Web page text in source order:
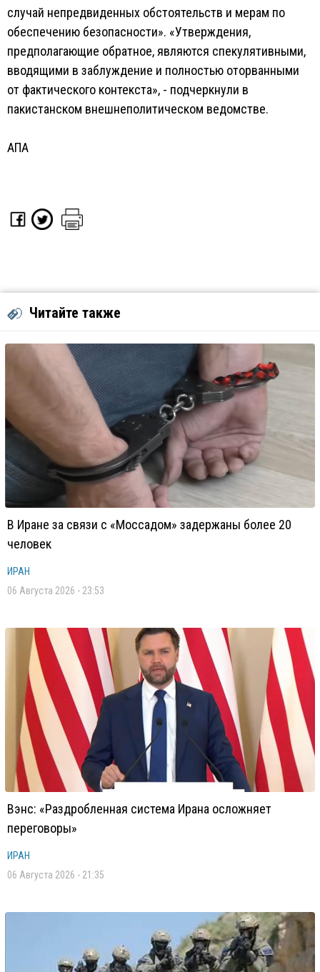
случай непредвиденных обстоятельств и мерам по
обеспечению безопасности». «Утверждения,
предполагающие обратное, являются спекулятивными,
вводящими в заблуждение и полностью оторванными
от фактического контекста», - подчеркнули в
пакистанском внешнеполитическом ведомстве.
АПА
Читайте также
В Иране за связи с «Моссадом» задержаны более 20
человек
ИРАН
06 Августа 2026 - 23:53
Вэнс: «Раздробленная система Ирана осложняет
переговоры»
ИРАН
06 Августа 2026 - 21:35